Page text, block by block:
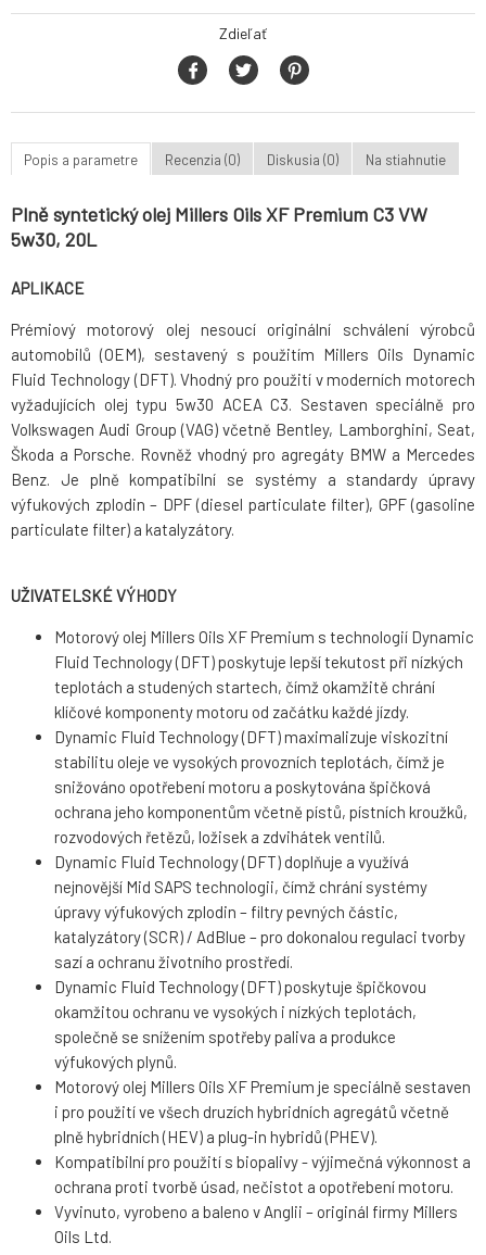
Zdieľať
Popis a parametre Recenzia (0) Diskusia (0) Na stiahnutie
Plně syntetický olej Millers Oils XF Premium C3 VW
5w30, 20L
APLIKACE
Prémiový motorový olej nesoucí originální schválení výrobců
automobilů (OEM), sestavený s použitím Millers Oils Dynamic
Fluid Technology (DFT). Vhodný pro použití v moderních motorech
vyžadujících olej typu 5w30 ACEA C3. Sestaven speciálně pro
Volkswagen Audi Group (VAG) včetně Bentley, Lamborghini, Seat,
Škoda a Porsche. Rovněž vhodný pro agregáty BMW a Mercedes
Benz. Je plně kompatibilní se systémy a standardy úpravy
výfukových zplodin – DPF (diesel particulate filter), GPF (gasoline
particulate filter) a katalyzátory.
UŽIVATELSKÉ VÝHODY
Motorový olej Millers Oils XF Premium s technologií Dynamic
Fluid Technology (DFT) poskytuje lepší tekutost při nízkých
teplotách a studených startech, čímž okamžitě chrání
klíčové komponenty motoru od začátku každé jízdy.
Dynamic Fluid Technology (DFT) maximalizuje viskozitní
stabilitu oleje ve vysokých provozních teplotách, čímž je
snižováno opotřebení motoru a poskytována špičková
ochrana jeho komponentům včetně pístů, pístních kroužků,
rozvodových řetězů, ložisek a zdvihátek ventilů.
Dynamic Fluid Technology (DFT) doplňuje a využívá
nejnovější Mid SAPS technologii, čímž chrání systémy
úpravy výfukových zplodin – filtry pevných částic,
katalyzátory (SCR) / AdBlue – pro dokonalou regulaci tvorby
sazí a ochranu životního prostředí.
Dynamic Fluid Technology (DFT) poskytuje špičkovou
okamžitou ochranu ve vysokých i nízkých teplotách,
společně se snížením spotřeby paliva a produkce
výfukových plynů.
Motorový olej Millers Oils XF Premium je speciálně sestaven
i pro použití ve všech druzích hybridních agregátů včetně
plně hybridních (HEV) a plug-in hybridů (PHEV).
Kompatibilní pro použití s biopalivy - výjimečná výkonnost a
ochrana proti tvorbě úsad, nečistot a opotřebení motoru.
Vyvinuto, vyrobeno a baleno v Anglii – originál firmy Millers
Oils Ltd.